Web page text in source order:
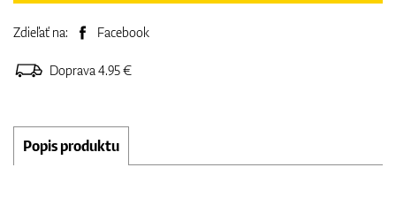
Zdieľať na: Facebook
Doprava 4.95 €
Popis produktu